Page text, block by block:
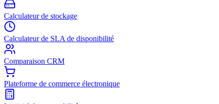
Calculateur de stockage
Calculateur de SLA de disponibilité
Comparaison CRM
Plateforme de commerce électronique